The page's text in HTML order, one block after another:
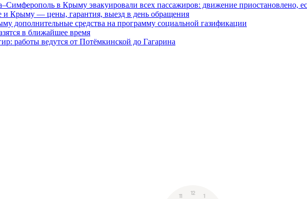
в Крыму эвакуировали всех пассажиров: движение приостановлено,
и Крыму — цены, гарантия, выезд в день обращения
дополнительные средства на программу социальной газификации
в ближайшее время
работы ведутся от Потёмкинской до Гагарина